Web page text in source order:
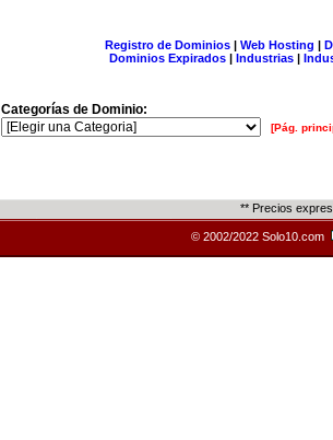
Registro de Dominios| Web Hosting |
Dominios Expirados | Industrias |
Categorías de Dominio:
[Pág.
** Precios
© 2002/2022 Solo10.com